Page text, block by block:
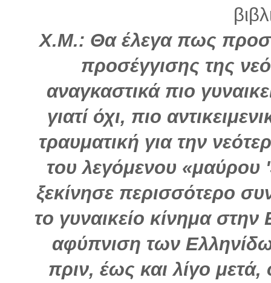
Χ.Μ.: Θα έλεγα πως
προσέγγισης της
αναγκαστικά πιο
γιατί όχι, πιο
τραυματική για την
του λεγόμενου
ξεκίνησε περισσότερο
το γυναικείο κίνημα
αφύπνιση των
πριν, έως και λίγο μετά,